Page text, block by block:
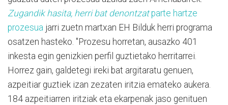
Zugandik hasita, herri bat denontzatparte hartze
prozesua jarri zuetn martxan EH Bilduk herri programa
osatzen hasteko. "Prozesu horretan, ausazko 401
inkesta egin genizkien perfil guztietako herritarrei.
Horrez gain, galdetegi ireki bat argitaratu genuen,
azpeitiar guztiek izan zezaten iritzia emateko aukera.
184 azpeitiarren iritziak eta ekarpenak jaso genituen